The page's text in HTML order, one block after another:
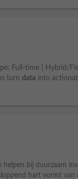
Full-time | Hybrid/
turn data into
bij duurzaam
hart vormt van